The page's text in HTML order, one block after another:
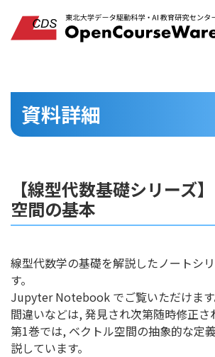
資料詳細
【線型代数基礎シリーズ
空間の基本
線型代数学の基礎を解説したノートシ
す。
Jupyter Notebook でご覧いただけます
間違いなどは, 発見され次第随時修正さ
第1巻では, ベクトル空間の抽象的な定
説しています。